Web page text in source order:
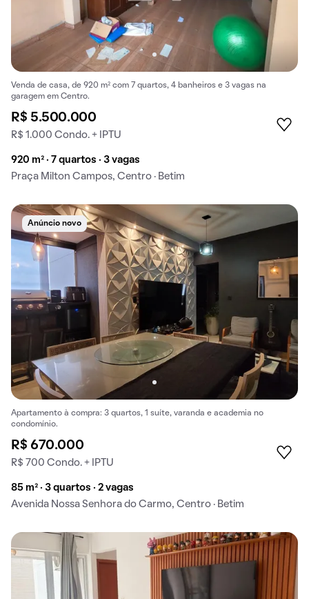
Venda de casa, de 920 m² com 7 quartos, 4 banheiros e 3 vagas na
garagem em Centro.
R$ 5.500.000
R$ 1.000 Condo. + IPTU
920 m² · 7 quartos · 3 vagas
Praça Milton Campos, Centro · Betim
Anúncio novo
Apartamento à compra: 3 quartos, 1 suíte, varanda e academia no
condomínio.
R$ 670.000
R$ 700 Condo. + IPTU
85 m² · 3 quartos · 2 vagas
Avenida Nossa Senhora do Carmo, Centro · Betim